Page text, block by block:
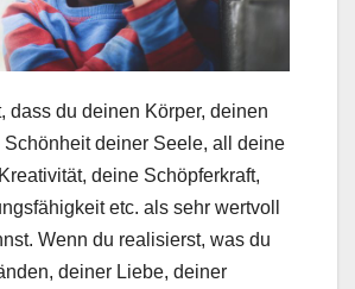
dass du deinen Körper, deinen
Schönheit deiner Seele, all deine
deine Schöpferkraft,
etc. als sehr wertvoll
Wenn du realisierst, was du
deiner Liebe, deiner